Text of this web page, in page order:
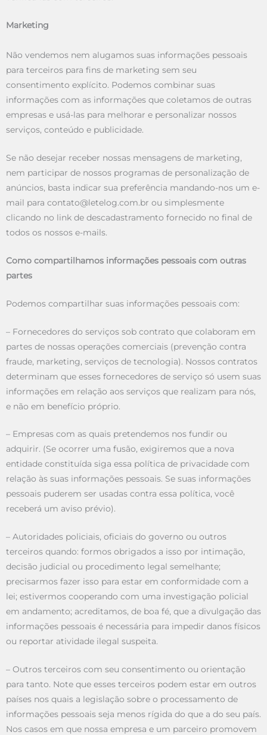
Marketing
Não vendemos nem alugamos suas informações pessoais
para terceiros para fins de marketing sem seu
consentimento explícito. Podemos combinar suas
informações com as informações que coletamos de outras
empresas e usá-las para melhorar e personalizar nossos
serviços, conteúdo e publicidade.
Se não desejar receber nossas mensagens de marketing,
nem participar de nossos programas de personalização de
anúncios, basta indicar sua preferência mandando-nos um e-
mail para contato@letelog.com.br ou simplesmente
clicando no link de descadastramento fornecido no final de
todos os nossos e-mails.
Como compartilhamos informações pessoais com outras
partes
Podemos compartilhar suas informações pessoais com:
– Fornecedores do serviços sob contrato que colaboram em
partes de nossas operações comerciais (prevenção contra
fraude, marketing, serviços de tecnologia). Nossos contratos
determinam que esses fornecedores de serviço só usem suas
informações em relação aos serviços que realizam para nós,
e não em benefício próprio.
– Empresas com as quais pretendemos nos fundir ou
adquirir. (Se ocorrer uma fusão, exigiremos que a nova
entidade constituída siga essa política de privacidade com
relação às suas informações pessoais. Se suas informações
pessoais puderem ser usadas contra essa política, você
receberá um aviso prévio).
– Autoridades policiais, oficiais do governo ou outros
terceiros quando: formos obrigados a isso por intimação,
decisão judicial ou procedimento legal semelhante;
precisarmos fazer isso para estar em conformidade com a
lei; estivermos cooperando com uma investigação policial
em andamento; acreditamos, de boa fé, que a divulgação das
informações pessoais é necessária para impedir danos físicos
ou reportar atividade ilegal suspeita.
– Outros terceiros com seu consentimento ou orientação
para tanto. Note que esses terceiros podem estar em outros
países nos quais a legislação sobre o processamento de
informações pessoais seja menos rígida do que a do seu país.
Nos casos em que nossa empresa e um parceiro promovem